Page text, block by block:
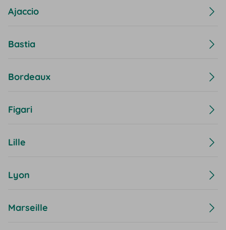
Ajaccio
Bastia
Bordeaux
Figari
Lille
Lyon
Marseille